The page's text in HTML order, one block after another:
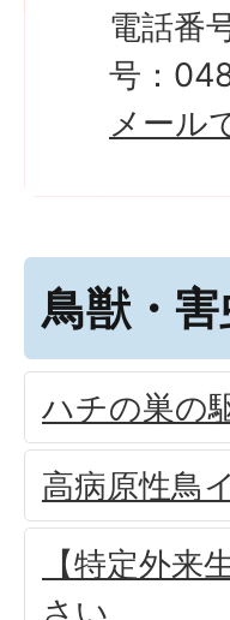
電話番
号：
メール
鳥獣・
ハチの巣の
高病原性鳥
【特定外